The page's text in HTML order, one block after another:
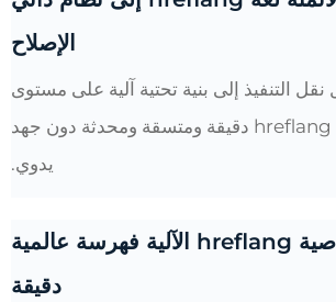
الإصلاح
التنفيذ إلى بنية تحتية آلية على مستوى
الحافة، تظل hreflang دقيقة ومتسقة ومحدثة دون جهد
يدوي.
تضمن خاصية hreflang الآلية فهرسة عالمية
دقيقة